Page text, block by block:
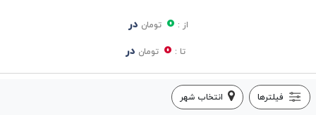
از : 0 تومان در
تا : 0 تومان در
فیلترها انتخاب شهر